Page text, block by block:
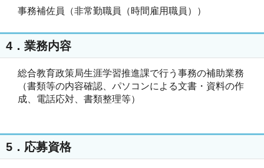
事務補佐員（非常勤職員（時間雇用職員））
4．業務内容
総合教育政策局生涯学習推進課で行う事務の補助業務
（書類等の内容確認、パソコンによる文書・資料の作
成、電話応対、書類整理等）
5．応募資格